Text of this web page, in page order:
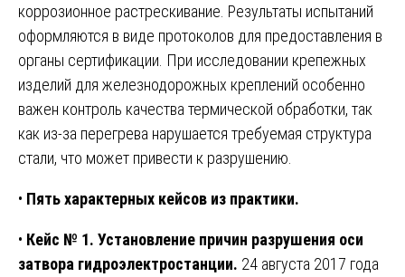
коррозионное растрескивание. Результаты испытаний
оформляются в виде протоколов для предоставления в
органы сертификации. При исследовании крепежных
изделий для железнодорожных креплений особенно
важен контроль качества термической обработки, так
как из-за перегрева нарушается требуемая структура
стали, что может привести к разрушению.
• Пять характерных кейсов из практики.
• Кейс № 1. Установление причин разрушения оси
затвора гидроэлектростанции. 24 августа 2017 года